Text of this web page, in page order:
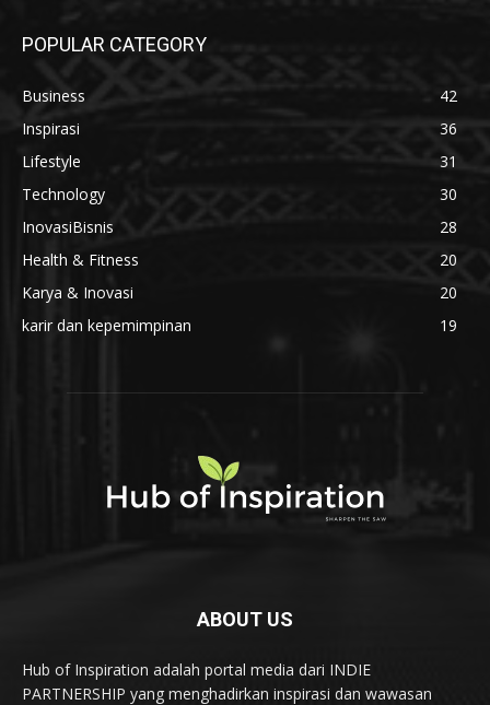
POPULAR CATEGORY
Business
42
Inspirasi
36
Lifestyle
31
Technology
30
InovasiBisnis
28
Health & Fitness
20
Karya & Inovasi
20
karir dan kepemimpinan
19
ABOUT US
Hub of Inspiration adalah portal media dari INDIE
PARTNERSHIP yang menghadirkan inspirasi dan wawasan